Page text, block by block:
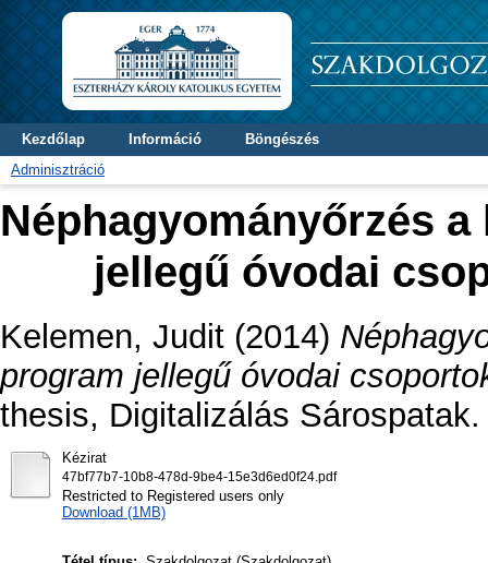
Kezdőlap Információ
Böngészés
Adminisztráció
Néphagyományőrzés
jellegű óvodai
Kelemen, Judit (2014)
program jellegű óvodai
thesis, Digitalizálás Sárospatak.
Kézirat
47bf77b7-10b8-478d-9be4-15e3d6ed0f24.pdf
Restricted to Registered users only
Download (1MB)